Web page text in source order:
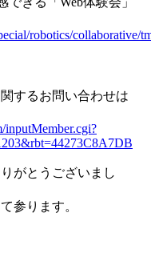
robotics/collaborative/
するお問い合わせは
がとうございまし
参ります。